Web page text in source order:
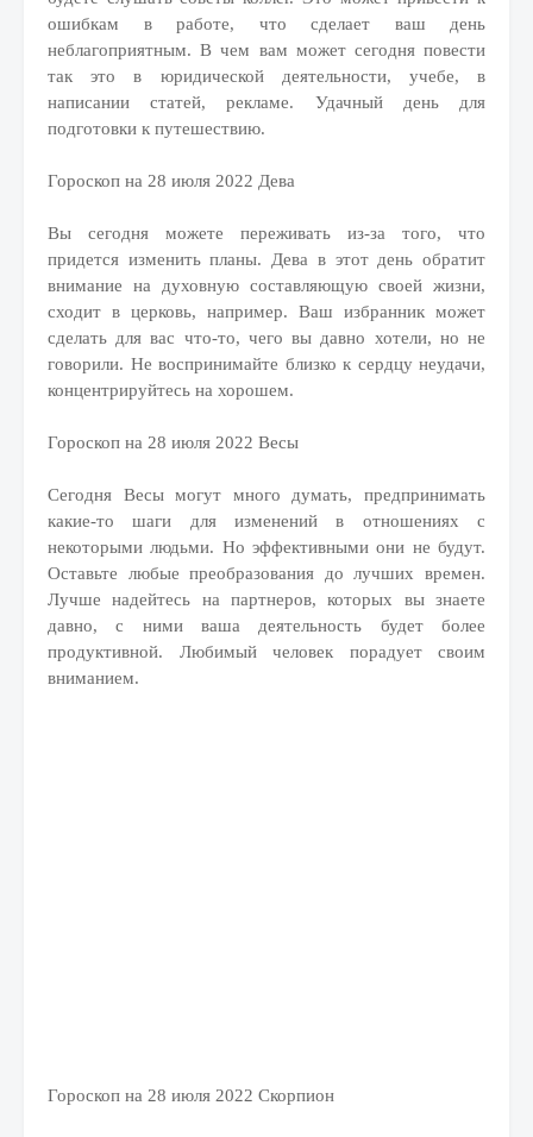
ошибкам в работе, что сделает ваш день
неблагоприятным. В чем вам может сегодня повести
так это в юридической деятельности, учебе, в
написании статей, рекламе. Удачный день для
подготовки к путешествию.
Гороскоп на 28 июля 2022 Дева
Вы сегодня можете переживать из-за того, что
придется изменить планы. Дева в этот день обратит
внимание на духовную составляющую своей жизни,
сходит в церковь, например. Ваш избранник может
сделать для вас что-то, чего вы давно хотели, но не
говорили. Не воспринимайте близко к сердцу неудачи,
концентрируйтесь на хорошем.
Гороскоп на 28 июля 2022 Весы
Сегодня Весы могут много думать, предпринимать
какие-то шаги для изменений в отношениях с
некоторыми людьми. Но эффективными они не будут.
Оставьте любые преобразования до лучших времен.
Лучше надейтесь на партнеров, которых вы знаете
давно, с ними ваша деятельность будет более
продуктивной. Любимый человек порадует своим
вниманием.
Гороскоп на 28 июля 2022 Скорпион